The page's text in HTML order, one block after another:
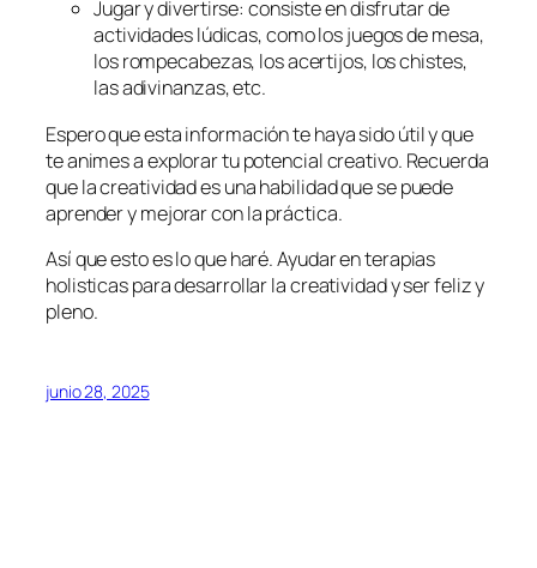
Jugar y divertirse: consiste en disfrutar de
actividades lúdicas, como los juegos de mesa,
los rompecabezas, los acertijos, los chistes,
las adivinanzas, etc.
Espero que esta información te haya sido útil y que
te animes a explorar tu potencial creativo. Recuerda
que la creatividad es una habilidad que se puede
aprender y mejorar con la práctica.
Así que esto es lo que haré. Ayudar en terapias
holisticas para desarrollar la creatividad y ser feliz y
pleno.
junio 28, 2025